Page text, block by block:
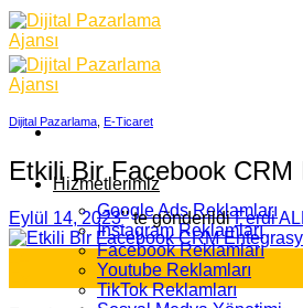
Skip
to
content
Hizmetlerimiz
Google Ads Reklamları
İnstagram Reklamları
Facebook Reklamları
Youtube Reklamları
TikTok Reklamları
Dijital Pazarlama E-Ticaret
Etkili Bir Facebook CRM
Eylül 14, 2023’' te gönderildi Ferdi